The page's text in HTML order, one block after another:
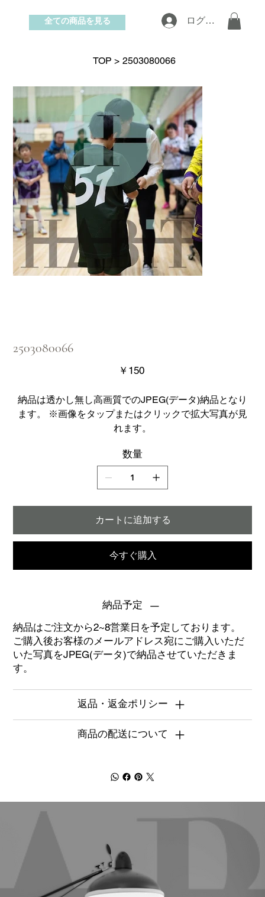
お問い合わせ
ログイン
全ての商品を見る
TOP > 2503080066
2503080066
価
格
￥150
納品は透かし無し高画質でのJPEG(データ)納品となり
ます。 ※画像をタップまたはクリックで拡大写真が見
れます。
数量
カートに追加する
今すぐ購入
納品予定
納品はご注文から2~8営業日を予定しております。
ご購入後お客様のメールアドレス宛にご購入いただ
いた写真をJPEG(データ)で納品させていただきま
す。
返品・返金ポリシー
商品の配送について